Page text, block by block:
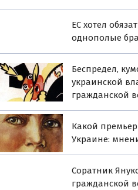
ЕС хотел
однополые
Беспредел,
украинской
гражданской
Какой
Украине:
Соратник
гражданской